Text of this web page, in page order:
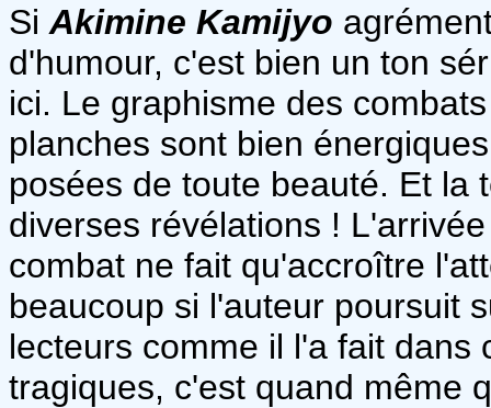
Si Akimine Kamijyo
d'humour, c'est bien un ton
ici. Le graphisme des
planches sont bien
posées de toute beauté. Et la
diverses révélations !
combat ne fait qu'accroître
beaucoup si l'auteur poursuit
lecteurs comme il l'a fait dans
tragiques, c'est quand même